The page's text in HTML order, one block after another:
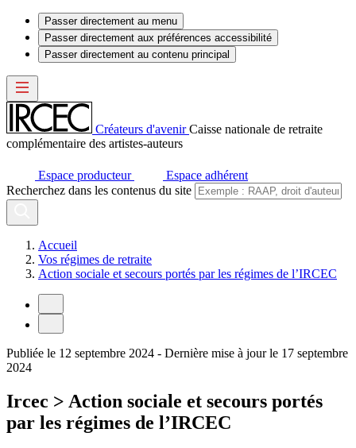
Passer directement au menu
Passer directement aux préférences accessibilité
Passer directement au contenu principal
Créateurs d'avenir Caisse nationale de retraite
complémentaire des artistes-auteurs
Espace producteur
Espace adhérent
Recherchez dans les contenus du site
Accueil
Vos régimes de retraite
Action sociale et secours portés par les régimes de l’IRCEC
Publiée le 12 septembre 2024 - Dernière mise à jour le 17 septembre
2024
Ircec > Action sociale et secours portés
par les régimes de l’IRCEC